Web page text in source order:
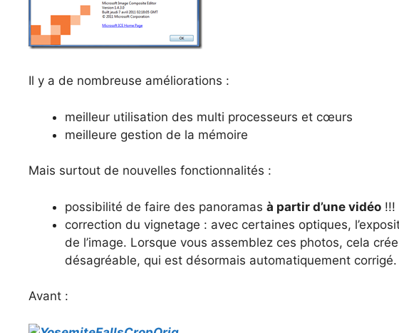
Il y a de nombreuse améliorations :
meilleur utilisation des multi processeurs et cœurs
meilleure gestion de la mémoire
Mais surtout de nouvelles fonctionnalités :
possibilité de faire des panoramas à partir d’une vidéo !!!
correction du vignetage : avec certaines optiques,
de l’image. Lorsque vous assemblez ces photos, cela
désagréable, qui est désormais automatiquement corrigé.
Avant :